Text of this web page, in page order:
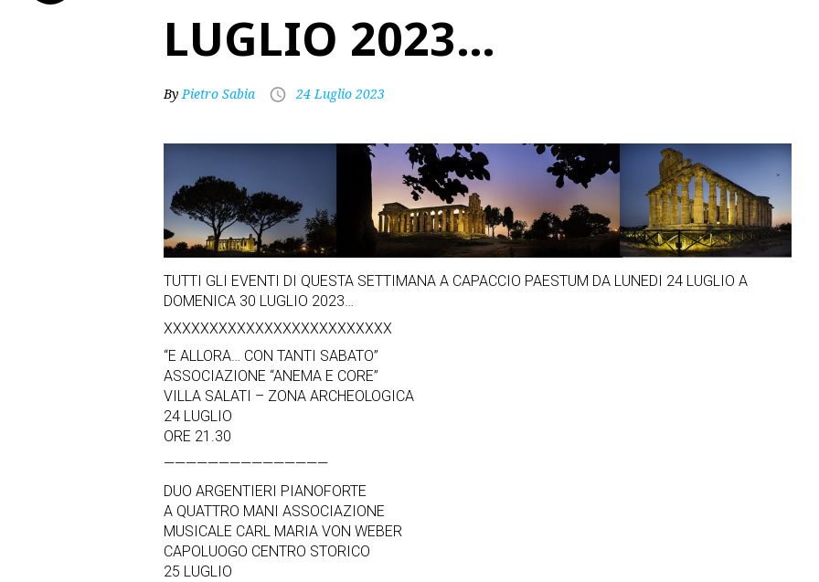
LUGLIO 2023…
ByPietro Sabia 24 Luglio 2023
TUTTI GLI EVENTI DI QUESTA SETTIMANA A CAPACCIO PAESTUM DA LUNEDI 24 LUGLIO A
DOMENICA 30 LUGLIO 2023…
XXXXXXXXXXXXXXXXXXXXXXXXX
“E ALLORA… CON TANTI SABATO”
ASSOCIAZIONE “ANEMA E CORE”
VILLA SALATI – ZONA ARCHEOLOGICA
24 LUGLIO
ORE 21.30
———————————————
DUO ARGENTIERI PIANOFORTE
A QUATTRO MANI ASSOCIAZIONE
MUSICALE CARL MARIA VON WEBER
CAPOLUOGO CENTRO STORICO
25 LUGLIO